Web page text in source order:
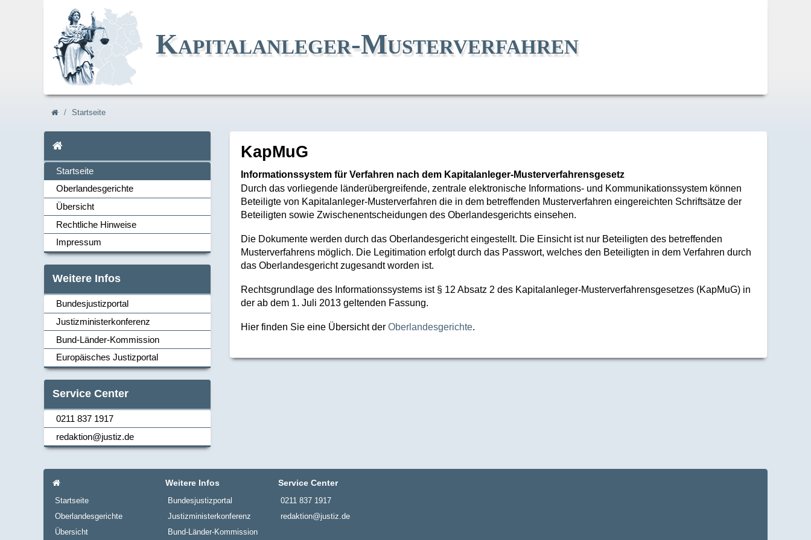
Kapitalanleger-Musterverfahren
Navi_breadcrum
Startseite
Startseite
Navi_links
Startseite
Oberlandesgerichte
Übersicht
Rechtliche Hinweise
Impressum
Weitere Infos
Navi_links
Bundesjustizportal
Justizministerkonferenz
Bund-Länder-Kommission
Europäisches Justizportal
Service Center
Navi_links
0211 837 1917
redaktion@justiz.de
KapMuG
Informationssystem für Verfahren nach dem Kapitalanleger-Musterverfahrensgesetz
Durch das vorliegende länderübergreifende, zentrale elektronische Informations- und Kommunikationssystem können
Beteiligte von Kapitalanleger-Musterverfahren die in dem betreffenden Musterverfahren eingereichten Schriftsätze der
Beteiligten sowie Zwischenentscheidungen des Oberlandesgerichts einsehen.
Die Dokumente werden durch das Oberlandesgericht eingestellt. Die Einsicht ist nur Beteiligten des betreffenden
Musterverfahrens möglich. Die Legitimation erfolgt durch das Passwort, welches den Beteiligten in dem Verfahren durch
das Oberlandesgericht zugesandt worden ist.
Rechtsgrundlage des Informationssystems ist § 12 Absatz 2 des Kapitalanleger-Musterverfahrensgesetzes (KapMuG) in
der ab dem 1. Juli 2013 geltenden Fassung.
Hier finden Sie eine Übersicht der Oberlandesgerichte.
Navi_footer
Startseite
Oberlandesgerichte
Übersicht
Weitere Infos
Bundesjustizportal
Justizministerkonferenz
Bund-Länder-Kommission
Service Center
0211 837 1917
redaktion@justiz.de